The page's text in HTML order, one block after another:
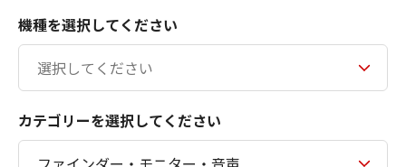
機種を選択してください
カテゴリーを選択してください